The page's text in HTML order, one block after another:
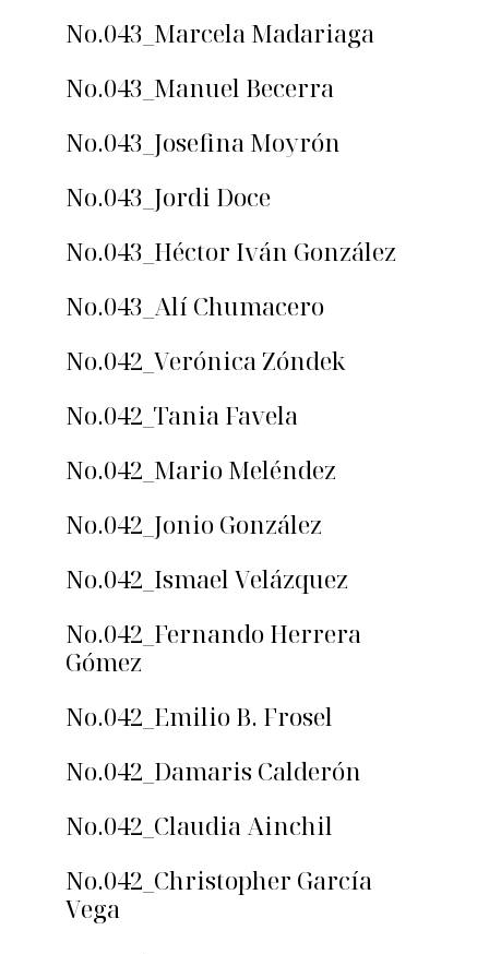
No.043_Marcela Madariaga
No.043_Manuel Becerra
No.043_Josefina Moyrón
No.043_Jordi Doce
No.043_Héctor Iván González
No.043_Alí Chumacero
No.042_Verónica Zóndek
No.042_Tania Favela
No.042_Mario Meléndez
No.042_Jonio González
No.042_Ismael Velázquez
No.042_Fernando Herrera
Gómez
No.042_Emilio B. Frosel
No.042_Damaris Calderón
No.042_Claudia Ainchil
No.042_Christopher García
Vega